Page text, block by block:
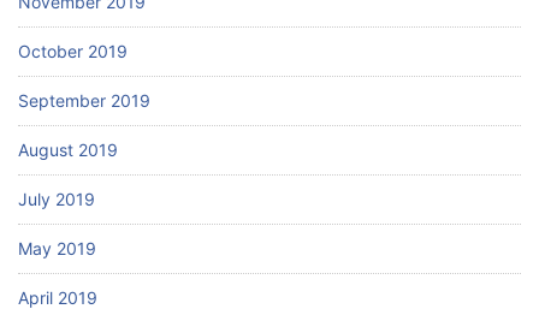
October 2019
September 2019
August 2019
July 2019
May 2019
April 2019